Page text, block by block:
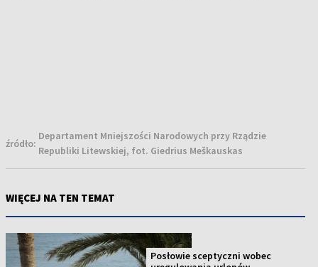
źródło:
Departament Mniejszości Narodowych przy Rządzie
Republiki Litewskiej, fot. Giedrius Meškauskas
WIĘCEJ NA TEN TEMAT
Posłowie sceptyczni wobec